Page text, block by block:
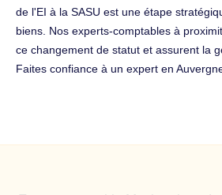
de l'EI à la SASU est une étape
biens. Nos experts-comptables à
ce changement de statut et assurent la
Faites confiance à un expert en